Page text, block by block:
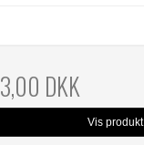
3,00 DKK
Vis produkt